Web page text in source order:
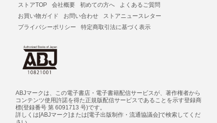
ストアTOP 会社概要 初めての方へ
よくあるご質問
お買い物ガイド
お問い合わせ
ストアニュースレター
プライバシーポリシー
特定商取引法に基づく表示
ABJマークは、この電子書店・電子書籍配信サービスが、著作権者から
コンテンツ使用許諾を得た正規版配信サービスであることを示す登録商
標(登録番号 第 6091713 号)です。
詳しくは[ABJマーク]または[電子出版制作・流通協議会]で検索してくだ